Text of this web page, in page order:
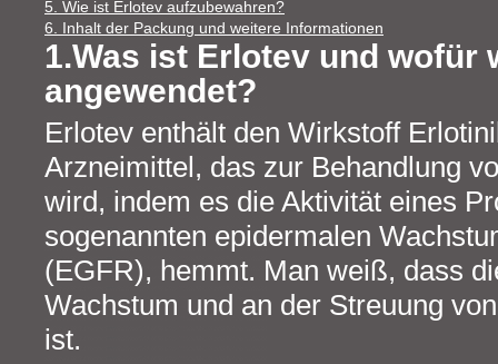
5. Wie ist Erlotev aufzubewahren?
6. Inhalt der Packung und weitere Informationen
1.Was ist Erlotev und wofür
angewendet?
Erlotev enthält den Wirkstoff
Arzneimittel, das zur Behandlung
wird, indem es die Aktivität eines
sogenannten epidermalen
(EGFR), hemmt. Man weiß, dass
Wachstum und an der Streuung
ist.